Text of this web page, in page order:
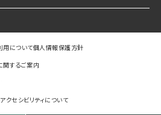
用について個人情報保護方針
するご案内
クセシビリティについて